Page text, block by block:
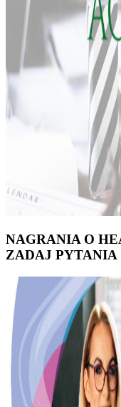
NAGRANIA O
ZADAJ PYTANIA